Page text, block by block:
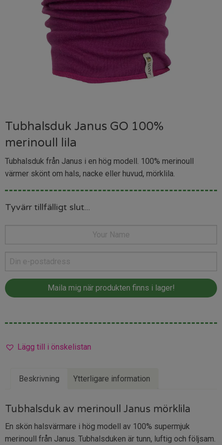
Tubhalsduk Janus GO 100%
merinoull lila
Tubhalsduk från Janus i en hög modell. 100% merinoull
värmer skönt om hals, nacke eller huvud, mörklila.
Tyvärr tillfälligt slut...
Lägg till i önskelistan
Beskrivning Ytterligare information
Tubhalsduk av merinoull Janus mörklila
En skön halsvärmare i hög modell av 100% supermjuk
merinoull från Janus. Tubhalsduken är tunn, luftig och följsam.